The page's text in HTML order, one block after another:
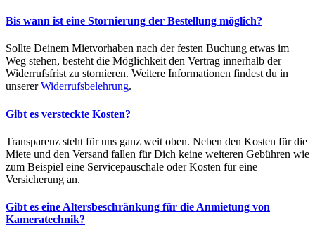
Bis wann ist eine Stornierung der Bestellung möglich?
Sollte Deinem Mietvorhaben nach der festen Buchung etwas im
Weg stehen, besteht die Möglichkeit den Vertrag innerhalb der
Widerrufsfrist zu stornieren. Weitere Informationen findest du in
unsererWiderrufsbelehrung.
Gibt es versteckte Kosten?
Transparenz steht für uns ganz weit oben. Neben den Kosten für die
Miete und den Versand fallen für Dich keine weiteren Gebühren wie
zum Beispiel eine Servicepauschale oder Kosten für eine
Versicherung an.
Gibt es eine Altersbeschränkung für die Anmietung von
Kameratechnik?